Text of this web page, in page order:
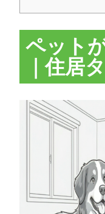
ペット
｜住居